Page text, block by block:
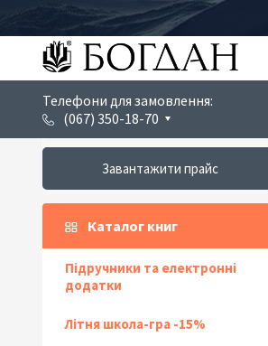
Телефони для замовлення:
(067) 350-18-70
Завантажити прайс
Каталог книг
Підручники та електронні
додатки
Літня школа-гра -15%